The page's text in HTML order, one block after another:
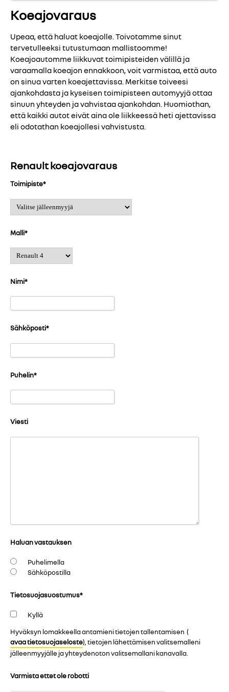
Koeajovaraus
Upeaa, että haluat koeajolle. Toivotamme sinut
tervetulleeksi tutustumaan mallistoomme!
Koeajoautomme liikkuvat toimipisteiden välillä ja
varaamalla koeajon ennakkoon, voit varmistaa, että auto
on sinua varten koeajettavissa. Merkitse toiveesi
ajankohdasta ja kyseisen toimipisteen automyyjä ottaa
sinuun yhteyden ja vahvistaa ajankohdan. Huomiothan,
että kaikki autot eivät aina ole liikkeessä heti ajettavissa
eli odotathan koeajollesi vahvistusta.
Renault koeajovaraus
Toimipiste*
Malli*
Nimi*
Sähköposti*
Puhelin*
Viesti
Haluan vastauksen
Puhelimella
Sähköpostilla
Tietosuojasuostumus*
Kyllä
Hyväksyn lomakkeella antamieni tietojen tallentamisen (
avaa tietosuojaseloste), tietojen lähettämisen valitsemalleni
jälleenmyyjälle ja yhteydenoton valitsemallani kanavalla.
Varmista ettet ole robotti